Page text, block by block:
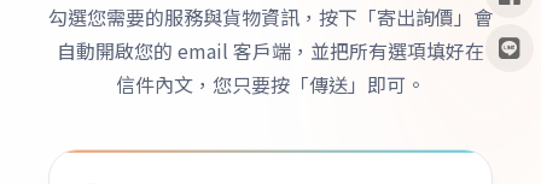
勾選您需要的服務與貨物資訊，按下「寄出詢價」會
自動開啟您的 email 客戶端，並把所有選項填好在
信件內文，您只要按「傳送」即可。